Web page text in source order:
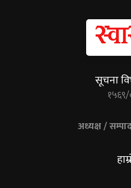
सूचना
अध्यक्ष /